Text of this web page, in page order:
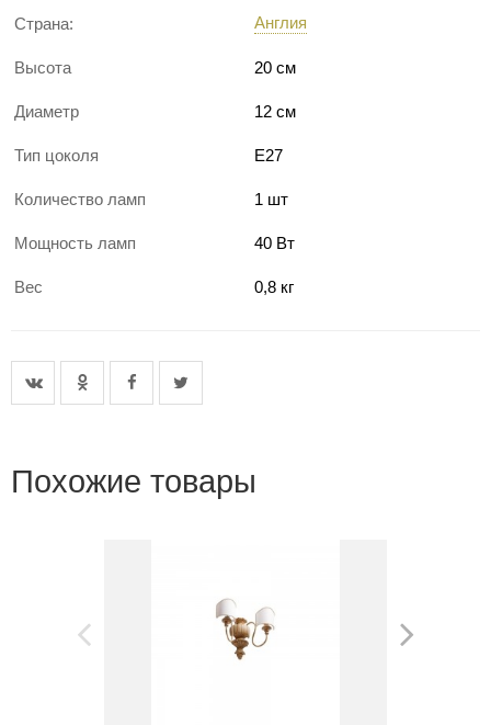
Страна: Англия
Высота 20 см
Диаметр 12 см
Тип цоколя E27
Количество ламп 1 шт
Мощность ламп 40 Вт
Вес 0,8 кг
Похожие товары